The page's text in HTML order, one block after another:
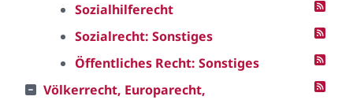
Sozialhilferecht
Sozialrecht: Sonstiges
Öffentliches Recht: Sonstiges
Völkerrecht, Europarecht,